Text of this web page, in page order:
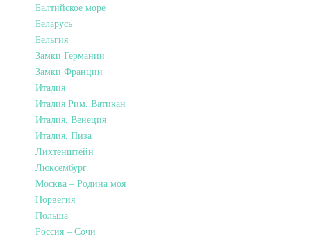
Балтийское море
Беларусь
Бельгия
Замки Германии
Замки Франции
Италия
Италия Рим, Ватикан
Италия, Венеция
Италия, Пиза
Лихтенштейн
Люксембург
Москва – Родина моя
Норвегия
Польша
Россия – Сочи